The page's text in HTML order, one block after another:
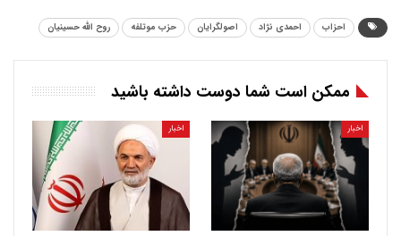
احزاب احمدی نژاد اصولگرایان حزب موتلفه روح الله حسینیان
ممکن است شما دوست داشته باشید
اخبار اخبار